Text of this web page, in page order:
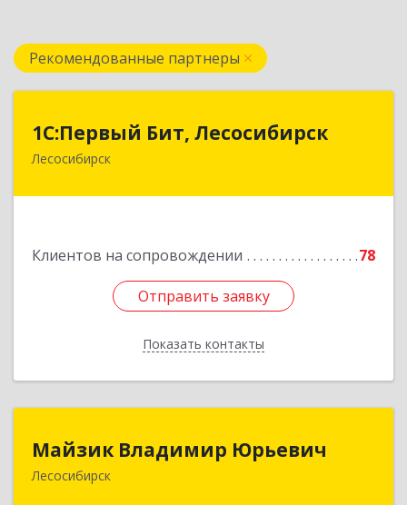
Рекомендованные партнеры
1С:Первый Бит, Лесосибирск
Лесосибирск
Клиентов на сопровождении 78
Отправить заявку
Показать контакты
1С:Первый Бит, Лесосибирск
662544, Красноярский край, Лесосибирск г,
Отправить заявку
Назад
Майзик Владимир Юрьевич
Лесосибирск